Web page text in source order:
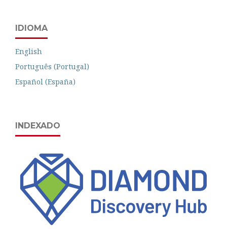
IDIOMA
English
Português (Portugal)
Español (España)
INDEXADO